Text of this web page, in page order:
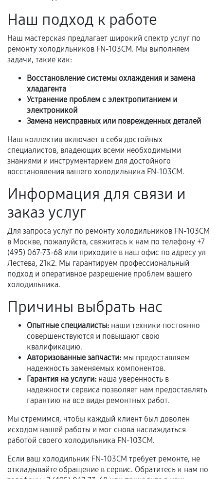
Самостоятельный ремонт или вмешательство
третьих лиц.
Естественный износ деталей, если иное не
предусмотрено отдельно.
срока.
Программные сбои, если это не указано в
отдельных условиях.
Если комплектующие куплены
самостоятельно
сохраняться полностью или частично, если
соблюдены следующие условия:
Предоставленные детали подходят по
техническим параметрам и не имеют внешних
дефектов.
Установка была выполнена нашим сервисным
центром.
При этом гарантия на сами комплектующие
продавца. За качество сторонних деталей
сервисный центр ответственности не несет.
Наш подход к работе
Наш мастерская предлагает широкий спектр услуг по
ремонту холодильников FN-103CM. Мы выполняем
задачи, такие как:
Восстановление системы охлаждения и замена
хладагента
Устранение проблем с электропитанием и
электроникой
Замена неисправных или поврежденных деталей
Наш коллектив включает в себя достойных
специалистов, владеющих всеми необходимыми
знаниями и инструментарием для достойного
восстановления вашего холодильника FN-103CM.
Информация для связи и
заказ услуг
Для запроса услуг по ремонту холодильников FN-103CM
в Москве, пожалуйста, свяжитесь к нам по телефону +7
(495) 067-73-68 или приходите в наш офис по адресу ул
Лестева, 21к2. Мы гарантируем профессиональный
подход и оперативное разрешение проблем вашего
холодильника.
Причины выбрать нас
Опытные специалисты: наши техники постоянно
совершенствуются и повышают свою
квалификацию.
Авторизованные запчасти: мы предоставляем
надежность заменяемых компонентов.
Гарантия на услуги: наша уверенность в
надежности сервиса позволяет нам предоставлять
гарантию на все виды ремонтных работ.
Мы стремимся, чтобы каждый клиент был доволен
исходом нашей работы и мог снова наслаждаться
работой своего холодильника FN-103CM.
Если ваш холодильник FN-103CM требует ремонте, не
откладывайте обращение в сервис. Обратитесь к нам по